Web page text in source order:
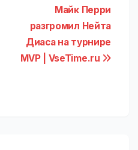
Майк Перри
разгромил Нейта
Диаса на турнире
MVP | VseTime.ru